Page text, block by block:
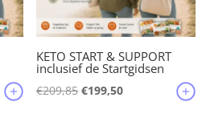
KETO START & SUPPORT
inclusief de Startgidsen
€209,85Oorspronkelijke
€199,50Huidige